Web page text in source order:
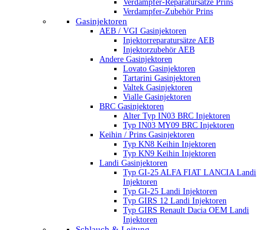
Verdampfer-Reparatursätze Prins
Verdampfer-Zubehör Prins
Gasinjektoren
AEB / VGI Gasinjektoren
Injektorreparatursätze AEB
Injektorzubehör AEB
Andere Gasinjektoren
Lovato Gasinjektoren
Tartarini Gasinjektoren
Valtek Gasinjektoren
Vialle Gasinjektoren
BRC Gasinjektoren
Alter Typ IN03 BRC Injektoren
Typ IN03 MY09 BRC Injektoren
Keihin / Prins Gasinjektoren
Typ KN8 Keihin Injektoren
Typ KN9 Keihin Injektoren
Landi Gasinjektoren
Typ GI-25 ALFA FIAT LANCIA Landi
Injektoren
Typ GI-25 Landi Injektoren
Typ GIRS 12 Landi Injektoren
Typ GIRS Renault Dacia OEM Landi
Injektoren